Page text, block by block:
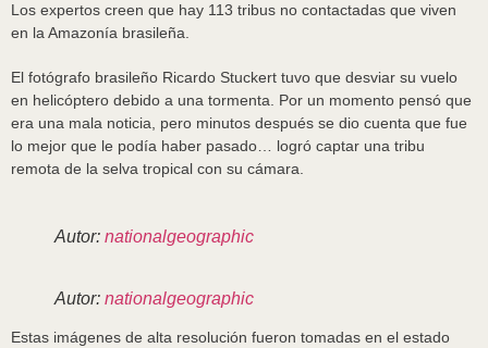
Los expertos creen que hay 113 tribus no contactadas que viven
en la Amazonía brasileña.
El fotógrafo brasileño Ricardo Stuckert tuvo que desviar su vuelo
en helicóptero debido a una tormenta. Por un momento pensó que
era una mala noticia, pero minutos después se dio cuenta que fue
lo mejor que le podía haber pasado… logró captar una tribu
remota de la selva tropical con su cámara.
Autor: nationalgeographic
Autor: nationalgeographic
Estas imágenes de alta resolución fueron tomadas en el estado